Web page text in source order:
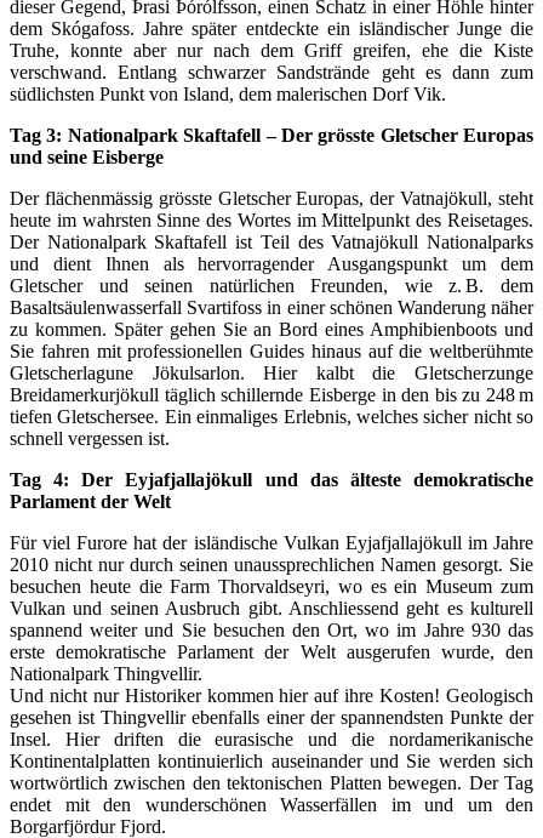
dieser Gegend, Þrasi Þórólfsson, einen Schatz in einer Höhle hinter
dem Skógafoss. Jahre später entdeckte ein isländischer Junge die
Truhe, konnte aber nur nach dem Griff greifen, ehe die Kiste
verschwand. Entlang schwarzer Sandstrände geht es dann zum
südlichsten Punkt von Island, dem malerischen Dorf Vik.
Tag 3: Nationalpark Skaftafell – Der grösste Gletscher Europas
und seine Eisberge
Der flächenmässig grösste Gletscher Europas, der Vatnajökull, steht
heute im wahrsten Sinne des Wortes im Mittelpunkt des Reisetages.
Der Nationalpark Skaftafell ist Teil des Vatnajökull Nationalparks
und dient Ihnen als hervorragender Ausgangspunkt um dem
Gletscher und seinen natürlichen Freunden, wie z. B. dem
Basaltsäulenwasserfall Svartifoss in einer schönen Wanderung näher
zu kommen. Später gehen Sie an Bord eines Amphibienboots und
Sie fahren mit professionellen Guides hinaus auf die weltberühmte
Gletscherlagune Jökulsarlon. Hier kalbt die Gletscherzunge
Breidamerkurjökull täglich schillernde Eisberge in den bis zu 248 m
tiefen Gletschersee. Ein einmaliges Erlebnis, welches sicher nicht so
schnell vergessen ist.
Tag 4: Der Eyjafjallajökull und das älteste demokratische
Parlament der Welt
Für viel Furore hat der isländische Vulkan Eyjafjallajökull im Jahre
2010 nicht nur durch seinen unaussprechlichen Namen gesorgt. Sie
besuchen heute die Farm Thorvaldseyri, wo es ein Museum zum
Vulkan und seinen Ausbruch gibt. Anschliessend geht es kulturell
spannend weiter und Sie besuchen den Ort, wo im Jahre 930 das
erste demokratische Parlament der Welt ausgerufen wurde, den
Nationalpark Thingvellir.
Und nicht nur Historiker kommen hier auf ihre Kosten! Geologisch
gesehen ist Thingvellir ebenfalls einer der spannendsten Punkte der
Insel. Hier driften die eurasische und die nordamerikanische
Kontinentalplatten kontinuierlich auseinander und Sie werden sich
wortwörtlich zwischen den tektonischen Platten bewegen. Der Tag
endet mit den wunderschönen Wasserfällen im und um den
Borgarfjördur Fjord.